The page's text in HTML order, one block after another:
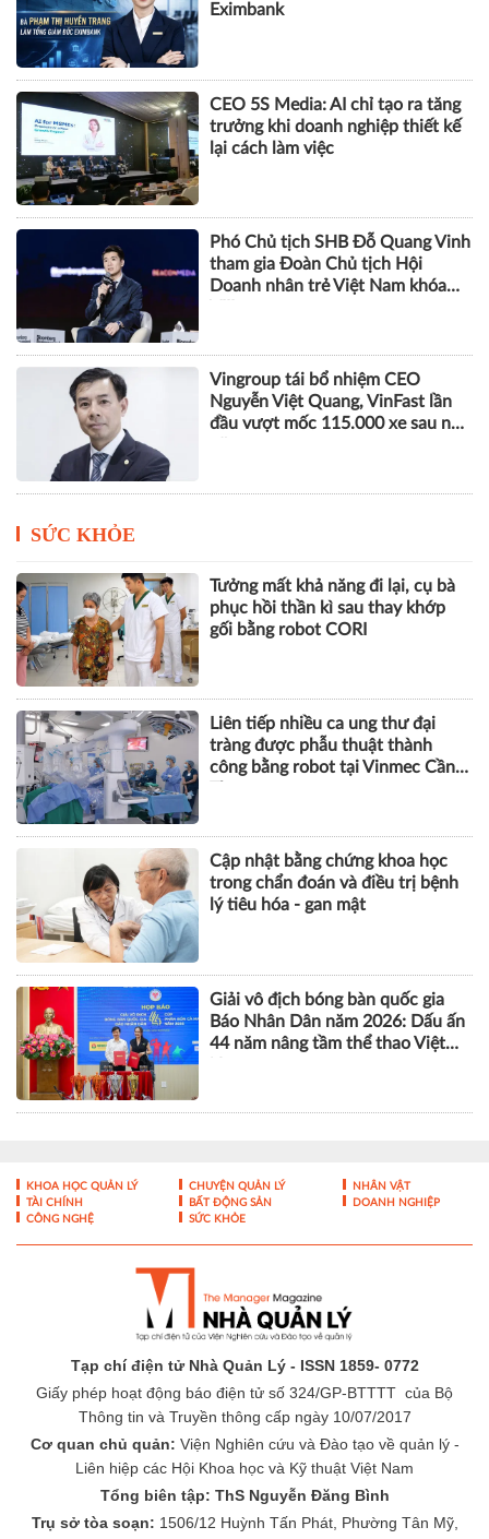
Eximbank
CEO 5S Media: AI chỉ tạo ra tăng
trưởng khi doanh nghiệp thiết kế
lại cách làm việc
Phó Chủ tịch SHB Đỗ Quang Vinh
tham gia Đoàn Chủ tịch Hội
Doanh nhân trẻ Việt Nam khóa
Vingroup tái bổ nhiệm CEO
Nguyễn Việt Quang, VinFast lần
đầu vượt mốc 115.000 xe sau nửa
SỨC KHỎE
Tưởng mất khả năng đi lại, cụ bà
phục hồi thần kì sau thay khớp
gối bằng robot CORI
Liên tiếp nhiều ca ung thư đại
tràng được phẫu thuật thành
công bằng robot tại Vinmec Cần
Cập nhật bằng chứng khoa học
trong chẩn đoán và điều trị bệnh
lý tiêu hóa - gan mật
Giải vô địch bóng bàn quốc gia
Báo Nhân Dân năm 2026: Dấu ấn
44 năm nâng tầm thể thao Việt
KHOA HỌC QUẢN LÝ CHUYỆN QUẢN LÝ
NHÂN VẬT
TÀI CHÍNH
BẤT ĐỘNG SẢN
DOANH NGHIỆP
CÔNG NGHỆ
SỨC KHỎE
Tạp chí điện tử Nhà Quản Lý - ISSN 1859- 0772
Giấy phép hoạt động báo điện tử số 324/GP-BTTTT của Bộ
Thông tin và Truyền thông cấp ngày 10/07/2017
Cơ quan chủ quản: Viện Nghiên cứu và Đào tạo về quản lý -
Liên hiệp các Hội Khoa học và Kỹ thuật Việt Nam
Tổng biên tập: ThS Nguyễn Đăng Bình
Trụ sở tòa soạn: 1506/12 Huỳnh Tấn Phát, Phường Tân Mỹ,